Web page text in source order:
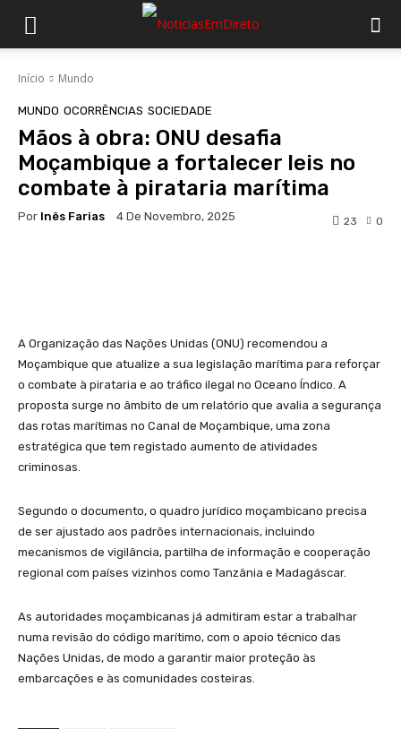
Início Mundo
MUNDO OCORRÊNCIAS SOCIEDADE
Mãos à obra: ONU desafia
Moçambique a fortalecer leis no
combate à pirataria marítima
Por Inês Farias 4 De Novembro, 2025 0
23
A Organização das Nações Unidas (ONU) recomendou a
Moçambique que atualize a sua legislação marítima para reforçar
o combate à pirataria e ao tráfico ilegal no Oceano Índico. A
proposta surge no âmbito de um relatório que avalia a segurança
das rotas marítimas no Canal de Moçambique, uma zona
estratégica que tem registado aumento de atividades
criminosas.
Segundo o documento, o quadro jurídico moçambicano precisa
de ser ajustado aos padrões internacionais, incluindo
mecanismos de vigilância, partilha de informação e cooperação
regional com países vizinhos como Tanzânia e Madagáscar.
As autoridades moçambicanas já admitiram estar a trabalhar
numa revisão do código marítimo, com o apoio técnico das
Nações Unidas, de modo a garantir maior proteção às
embarcações e às comunidades costeiras.